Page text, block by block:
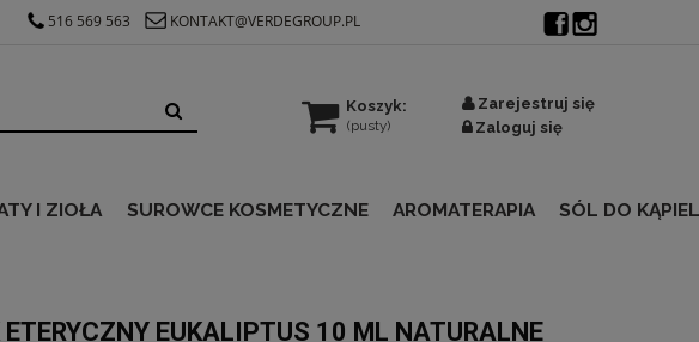
Zarejestruj się
Zaloguj się
Koszyk:
(pusty)
I ZIOŁA SUROWCE KOSMETYCZNE AROMATERAPIA SÓL DO
516 569 563 KONTAKT@VERDEGROUP.PL
ETERYCZNY EUKALIPTUS 10 ML NATURALNE